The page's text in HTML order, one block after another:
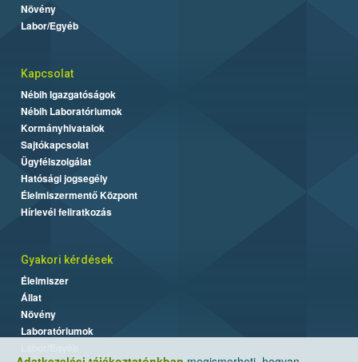
Növény
Labor/Egyéb
Kapcsolat
Nébih Igazgatóságok
Nébih Laboratóriumok
Kormányhivatalok
Sajtókapcsolat
Ügyfélszolgálat
Hatósági jogsegély
Élelmiszermentő Központ
Hírlevél feliratkozás
Gyakori kérdések
Élelmiszer
Állat
Növény
Laboratóriumok